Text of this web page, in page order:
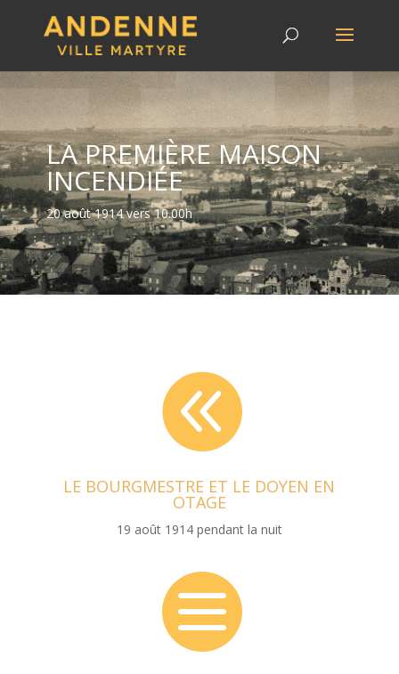
LA PREMIÈRE MAISON
INCENDIÉE
20 août 1914 vers 10.00h

LE BOURGMESTRE ET LE DOYEN EN
OTAGE
19 août 1914 pendant la nuit
